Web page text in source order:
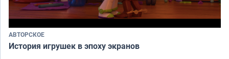
АВТОРСКОЕ
История игрушек в эпоху экранов